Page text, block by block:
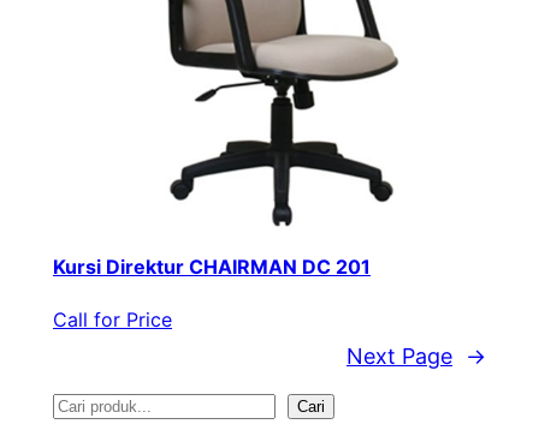
Kursi Direktur CHAIRMAN DC 201
Call for Price
Next Page →
S
Cari